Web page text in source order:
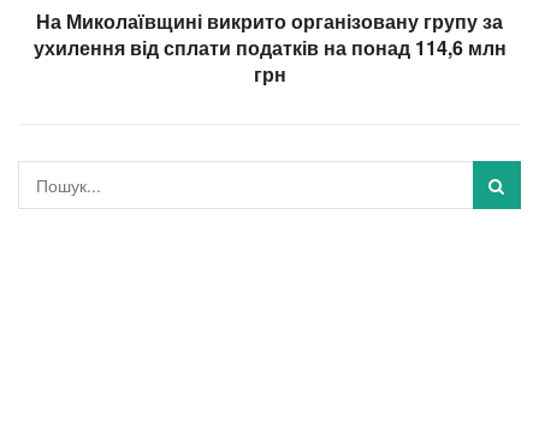
На Миколаївщині викрито організовану групу за
ухилення від сплати податків на понад 114,6 млн
грн